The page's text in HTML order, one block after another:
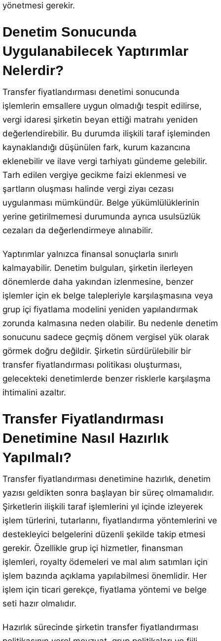
yönetmesi gerekir.
Denetim Sonucunda
Uygulanabilecek Yaptırımlar
Nelerdir?
Transfer fiyatlandırması denetimi sonucunda
işlemlerin emsallere uygun olmadığı tespit edilirse,
vergi idaresi şirketin beyan ettiği matrahı yeniden
değerlendirebilir. Bu durumda ilişkili taraf işleminden
kaynaklandığı düşünülen fark, kurum kazancına
eklenebilir ve ilave vergi tarhiyatı gündeme gelebilir.
Tarh edilen vergiye gecikme faizi eklenmesi ve
şartların oluşması halinde vergi ziyaı cezası
uygulanması mümkündür. Belge yükümlülüklerinin
yerine getirilmemesi durumunda ayrıca usulsüzlük
cezaları da değerlendirmeye alınabilir.
Yaptırımlar yalnızca finansal sonuçlarla sınırlı
kalmayabilir. Denetim bulguları, şirketin ilerleyen
dönemlerde daha yakından izlenmesine, benzer
işlemler için ek belge talepleriyle karşılaşmasına veya
grup içi fiyatlama modelini yeniden yapılandırmak
zorunda kalmasına neden olabilir. Bu nedenle denetim
sonucunu sadece geçmiş dönem vergisel yük olarak
görmek doğru değildir. Şirketin sürdürülebilir bir
transfer fiyatlandırması politikası oluşturması,
gelecekteki denetimlerde benzer risklerle karşılaşma
ihtimalini azaltır.
Transfer Fiyatlandırması
Denetimine Nasıl Hazırlık
Yapılmalı?
Transfer fiyatlandırması denetimine hazırlık, denetim
yazısı geldikten sonra başlayan bir süreç olmamalıdır.
Şirketlerin ilişkili taraf işlemlerini yıl içinde izleyerek
işlem türlerini, tutarlarını, fiyatlandırma yöntemlerini ve
destekleyici belgelerini düzenli şekilde takip etmesi
gerekir. Özellikle grup içi hizmetler, finansman
işlemleri, royalty ödemeleri ve mal alım satımları için
işlem bazında açıklama yapılabilmesi önemlidir. Her
işlem için ticari gerekçe, fiyatlama yöntemi ve belge
seti hazır olmalıdır.
Hazırlık sürecinde şirketin transfer fiyatlandırması